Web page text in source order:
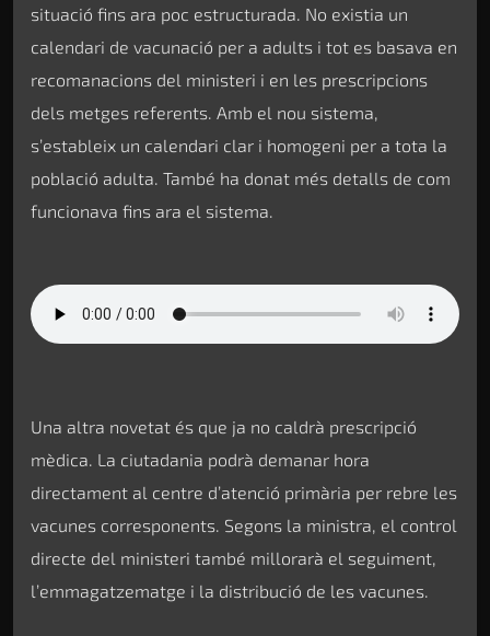
situació fins ara poc estructurada. No existia un
calendari de vacunació per a adults i tot es basava en
recomanacions del ministeri i en les prescripcions
dels metges referents. Amb el nou sistema,
s’estableix un calendari clar i homogeni per a tota la
població adulta. També ha donat més detalls de com
funcionava fins ara el sistema.
Una altra novetat és que ja no caldrà prescripció
mèdica. La ciutadania podrà demanar hora
directament al centre d’atenció primària per rebre les
vacunes corresponents. Segons la ministra, el control
directe del ministeri també millorarà el seguiment,
l’emmagatzematge i la distribució de les vacunes.